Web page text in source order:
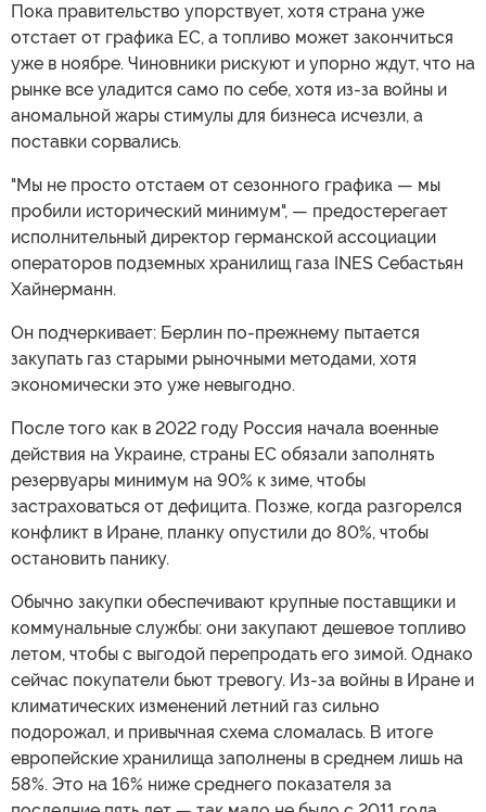
Пока правительство упорствует, хотя страна уже
отстает от графика ЕС, а топливо может закончиться
уже в ноябре. Чиновники рискуют и упорно ждут, что на
рынке все уладится само по себе, хотя из-за войны и
аномальной жары стимулы для бизнеса исчезли, а
поставки сорвались.
"Мы не просто отстаем от сезонного графика — мы
пробили исторический минимум", — предостерегает
исполнительный директор германской ассоциации
операторов подземных хранилищ газа INES Себастьян
Хайнерманн.
Он подчеркивает: Берлин по-прежнему пытается
закупать газ старыми рыночными методами, хотя
экономически это уже невыгодно.
После того как в 2022 году Россия начала военные
действия на Украине, страны ЕС обязали заполнять
резервуары минимум на 90% к зиме, чтобы
застраховаться от дефицита. Позже, когда разгорелся
конфликт в Иране, планку опустили до 80%, чтобы
остановить панику.
Обычно закупки обеспечивают крупные поставщики и
коммунальные службы: они закупают дешевое топливо
летом, чтобы с выгодой перепродать его зимой. Однако
сейчас покупатели бьют тревогу. Из-за войны в Иране и
климатических изменений летний газ сильно
подорожал, и привычная схема сломалась. В итоге
европейские хранилища заполнены в среднем лишь на
58%. Это на 16% ниже среднего показателя за